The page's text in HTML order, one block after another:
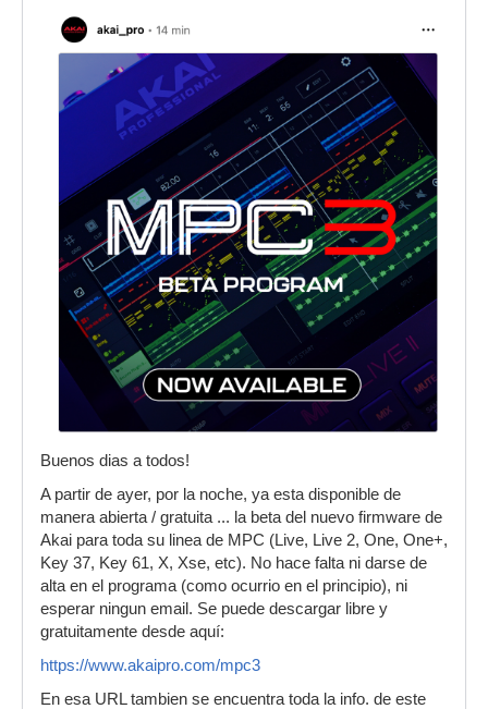
Buenos dias a todos!
A partir de ayer, por la noche, ya esta disponible de
manera abierta / gratuita ... la beta del nuevo firmware de
Akai para toda su linea de MPC (Live, Live 2, One, One+,
Key 37, Key 61, X, Xse, etc). No hace falta ni darse de
alta en el programa (como ocurrio en el principio), ni
esperar ningun email. Se puede descargar libre y
gratuitamente desde aquí:
https://www.akaipro.com/mpc3
En esa URL tambien se encuentra toda la info. de este